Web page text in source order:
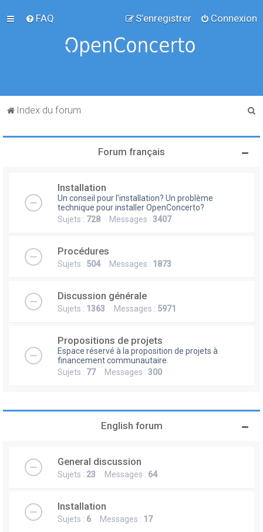
FAQ Connexion
S’enregistrer
Index du forum
Forum français
Installation
Un conseil pour l'installation? Un problème
technique pour installer OpenConcerto?
Sujets : 728 Messages : 3407
Procédures
Sujets : 504Messages : 1873
Discussion générale
Sujets : 1363 Messages : 5971
Propositions de projets
Espace réservé à la proposition de projets à
financement communautaire.
Sujets : 77Messages : 300
English forum
General discussion
Sujets : 23 Messages : 64
Installation
Sujets : 6 Messages : 17